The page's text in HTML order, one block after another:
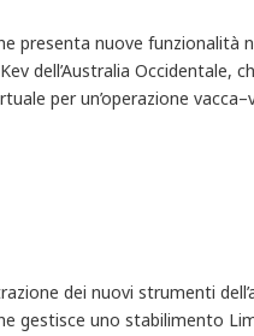
presenta nuove funzionalità
dell’Australia Occidentale,
per un’operazione
dei nuovi strumenti
gestisce uno stabilimento